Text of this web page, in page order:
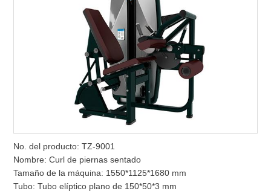
No. del producto: TZ-9001
Nombre: Curl de piernas sentado
Tamaño de la máquina: 1550*1125*1680 mm
Tubo: Tubo elíptico plano de 150*50*3 mm